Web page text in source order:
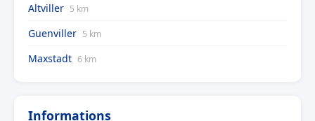
Altviller 5 km
Guenviller 5 km
Maxstadt 6 km
Informations